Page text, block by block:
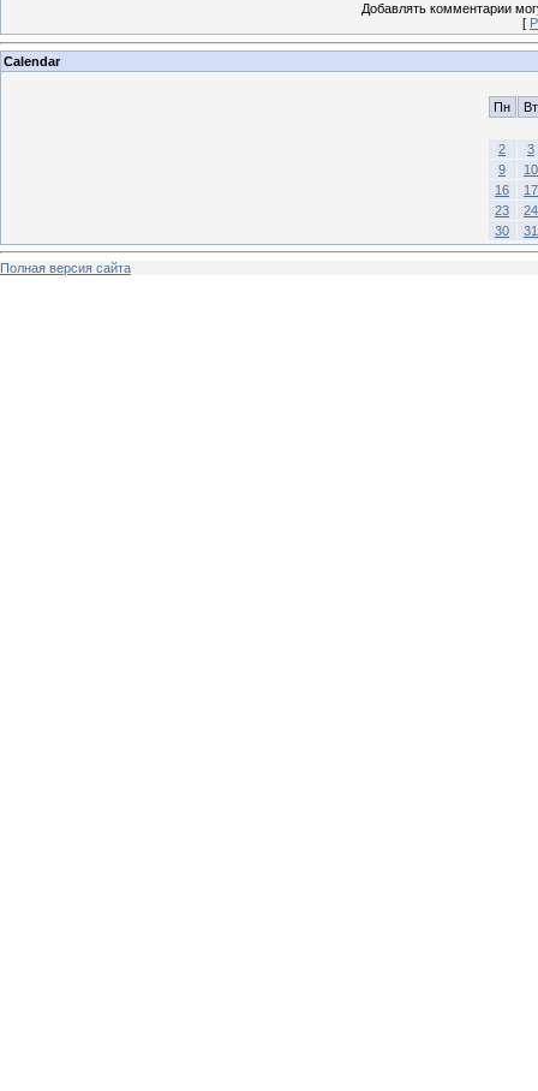
Добавлять комментарии
[
Calendar
Пн Вт
2
3
9
10
16
17
23
24
30
31
Полная версия сайта